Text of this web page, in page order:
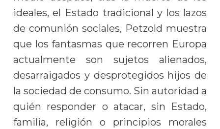
ideales, el Estado tradicional y los lazos
de comunión sociales, Petzold muestra
que los fantasmas que recorren Europa
actualmente son sujetos alienados,
desarraigados y desprotegidos hijos de
la sociedad de consumo. Sin autoridad a
quién responder o atacar, sin Estado,
familia, religión o principios morales